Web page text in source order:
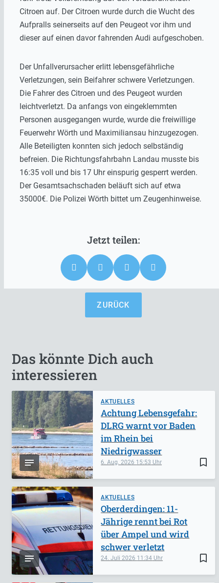
Citroen auf. Der Citroen wurde durch die Wucht des
Aufpralls seinerseits auf den Peugeot vor ihm und
dieser auf einen davor fahrenden Audi aufgeschoben.
Der Unfallverursacher erlitt lebensgefährliche
Verletzungen, sein Beifahrer schwere Verletzungen.
Die Fahrer des Citroen und des Peugeot wurden
leichtverletzt. Da anfangs von eingeklemmten
Personen ausgegangen wurde, wurde die freiwillige
Feuerwehr Wörth und Maximiliansau hinzugezogen.
Alle Beteiligten konnten sich jedoch selbständig
befreien. Die Richtungsfahrbahn Landau musste bis
16:35 voll und bis 17 Uhr einspurig gesperrt werden.
Der Gesamtsachschaden beläuft sich auf etwa
35000€. Die Polizei Wörth bittet um Zeugenhinweise.
ZURÜCK
Das könnte Dich auch
interessieren
AKTUELLES
bookmark_border
6. Aug. 2026 15:53
Achtung Lebensgefahr:
DLRG warnt vor Baden
im Rhein bei
Niedrigwasser
AKTUELLES
bookmark_border
24. Juli 2026 11:34
Oberderdingen: 11-
Jährige rennt bei Rot
über Ampel und wird
schwer verletzt